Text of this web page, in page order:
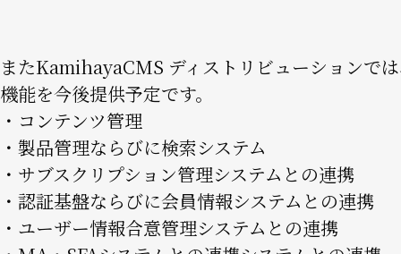
またKamihayaCMS ディストリビューションで
機能を今後提供予定です。
・コンテンツ管理
・製品管理ならびに検索システム
・サブスクリプション管理システムとの連携
・認証基盤ならびに会員情報システムとの連携
・ユーザー情報合意管理システムとの連携